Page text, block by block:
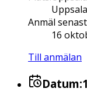
Uppsala
Anmäl senast
16
Till anmälan
Datum: